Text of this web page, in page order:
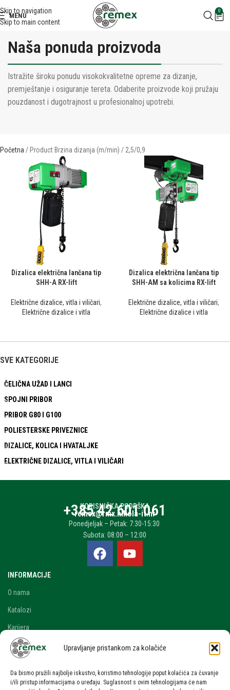
Upravljanje pristankom za kolačiće
Da bismo pružili najbolje iskustvo, koristimo tehnologije poput kolačića za čuvanje
i/ili pristup informacijama o uređaju. Suglasnost s ovim tehnologijama će nam
Skip to navigation
Skip to main content
MENU
0
Naša ponuda proizvoda
Istražite široku ponudu visokokvalitetne opreme za dizanje,
premještanje i osiguranje tereta. Odaberite proizvode koji pružaju
pouzdanost i dugotrajnost u profesionalnoj upotrebi.
Početna Product Brzina dizanja (m/min) 2,5/0,9
Dizalica električna lančana tip
SHH-A RX-lift
Električne dizalice, vitla i viličari,
Električne dizalice i vitla
Dizalica električna lančana tip
SHH-AM sa kolicima RX-lift
Električne dizalice, vitla i viličari,
Električne dizalice i vitla
SVE KATEGORIJE
ČELIČNA UŽAD I LANCI
SPOJNI PRIBOR
PRIBOR G80 I G100
POLIESTERSKE PRIVEZNICE
DIZALICE, KOLICA I HVATALJKE
ELEKTRIČNE DIZALICE, VITLA I VILIČARI
KORISNIČKA PODRŠKA
+385 42 601 061
remex@rmx.nikola-it.hr
Ponedjeljak – Petak: 7:30-15:30
Subota: 08:00 – 12:00
INFORMACIJE
O nama
Katalozi
Karijera
Blog i novosti
RAČUN